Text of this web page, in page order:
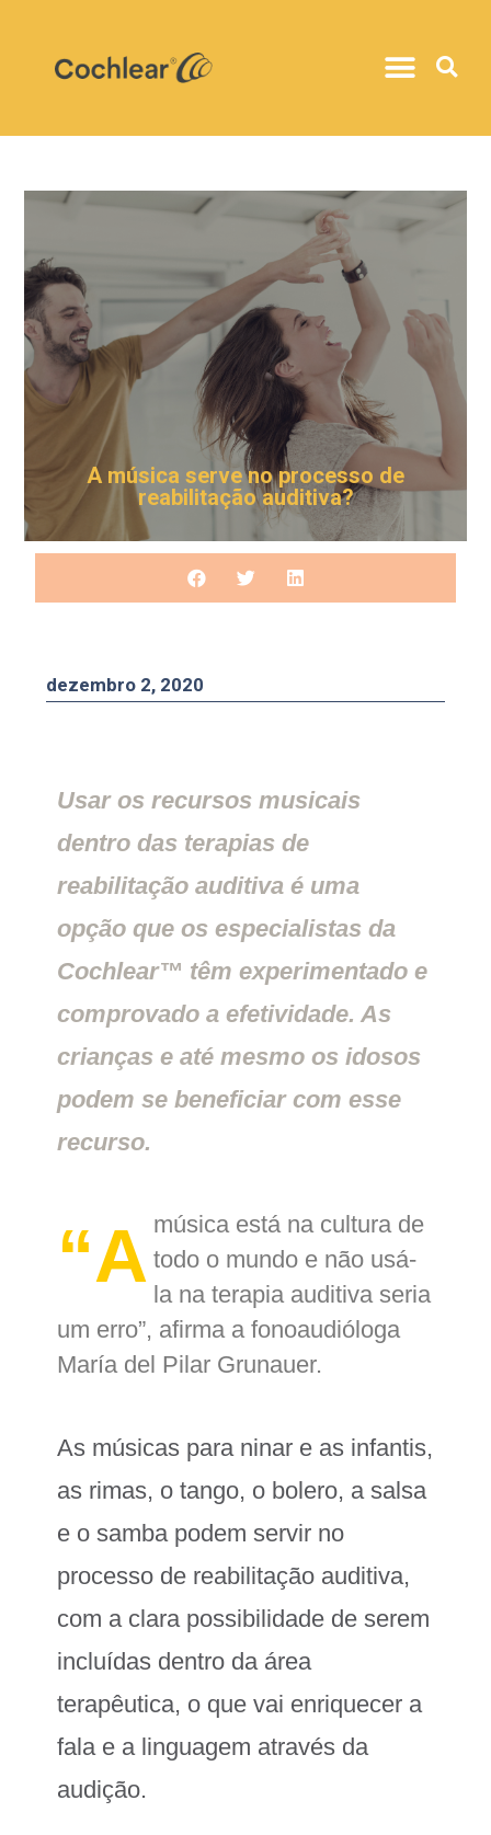
A música serve no processo de
reabilitação auditiva?
dezembro 2, 2020
Usar os recursos musicais
dentro das terapias de
reabilitação auditiva é uma
opção que os especialistas da
Cochlear™ têm experimentado e
comprovado a efetividade. As
crianças e até mesmo os idosos
podem se beneficiar com esse
recurso.
“A música está na cultura de
todo o mundo e não usá-
la na terapia auditiva seria
um erro”, afirma a fonoaudióloga
María del Pilar Grunauer.
As músicas para ninar e as infantis,
as rimas, o tango, o bolero, a salsa
e o samba podem servir no
processo de reabilitação auditiva,
com a clara possibilidade de serem
incluídas dentro da área
terapêutica, o que vai enriquecer a
fala e a linguagem através da
audição.